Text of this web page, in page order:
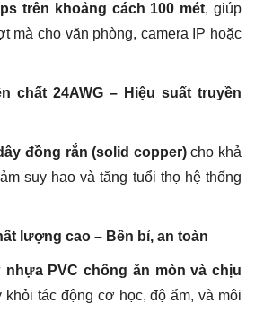
trên khoảng cách 100 mét, giúp
mà cho văn phòng, camera IP hoặc
chất 24AWG – Hiệu suất truyền
đồng rắn (solid copper)cho khả
suy hao và tăng tuổi thọ hệ thống
lượng cao – Bền bỉ, an toàn
nhựa PVC chống ăn mòn và chịu
khỏi tác động cơ học, độ ẩm, và môi